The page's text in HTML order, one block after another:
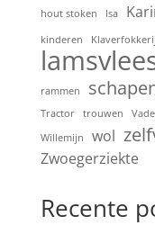
hout stoken
Isa
kinderen Klaverfokkerij
rammen
Tractor
trouwen
Willemijn
wol
Zwoegerziekte
Recente